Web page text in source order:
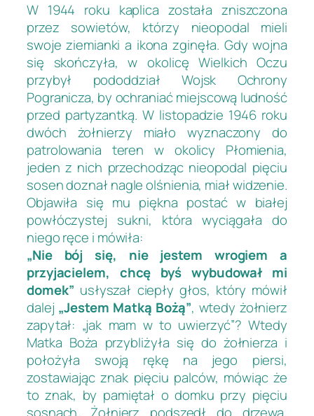
W 1944 roku kaplica została zniszczona
przez sowietów, którzy nieopodal mieli
swoje ziemianki a ikona zginęła. Gdy wojna
się skończyła, w okolicę Wielkich Oczu
przybył pododdział Wojsk Ochrony
Pogranicza, by ochraniać miejscową ludność
przed partyzantką. W listopadzie 1946 roku
dwóch żołnierzy miało wyznaczony do
patrolowania teren w okolicy Płomienia,
jeden z nich przechodząc nieopodal pięciu
sosen doznał nagle olśnienia, miał widzenie.
Objawiła się mu piękna postać w białej
powłóczystej sukni, która wyciągała do
niego ręce i mówiła:
„Nie bój się, nie jestem wrogiem a
przyjacielem, chcę byś wybudował mi
domek” usłyszał ciepły głos, który mówił
dalej „Jestem Matką Bożą”, wtedy żołnierz
zapytał: „jak mam w to uwierzyć”? Wtedy
Matka Boża przybliżyła się do żołnierza i
położyła swoją rękę na jego piersi,
zostawiając znak pięciu palców, mówiąc że
to znak, by pamiętał o domku przy pięciu